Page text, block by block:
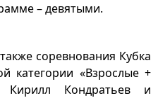
– девятыми.
соревнования Кубка
категории «Взрослые +
Кирилл Кондратьев и